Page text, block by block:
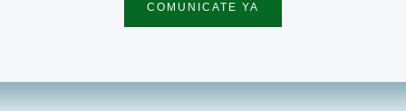
COMUNICATE YA